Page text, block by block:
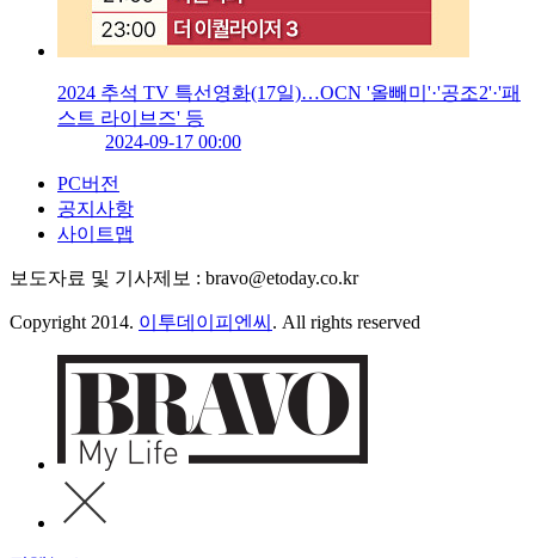
2024 추석 TV 특선영화(17일)…OCN '올빼미'·'공조2'·'패
스트 라이브즈' 등
2024-09-17 00:00
PC버전
공지사항
사이트맵
보도자료 및 기사제보 : bravo@etoday.co.kr
Copyright 2014. 이투데이피엔씨 . All rights reserved